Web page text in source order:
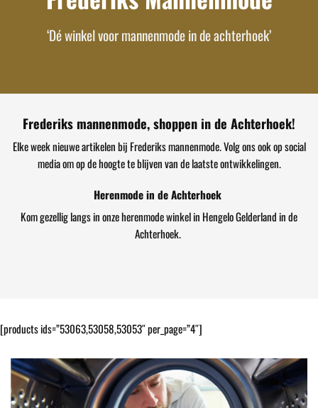
‘Dé winkel voor mannenmode in de achterhoek’
Frederiks mannenmode, shoppen in de Achterhoek!
Elke week nieuwe artikelen bij Frederiks mannenmode. Volg ons ook op social
media om op de hoogte te blijven van de laatste ontwikkelingen.
Herenmode in de Achterhoek
Kom gezellig langs in onze herenmode winkel in Hengelo Gelderland in de
Achterhoek.
[products ids=”53063,53058,53053″ per_page=”4″]